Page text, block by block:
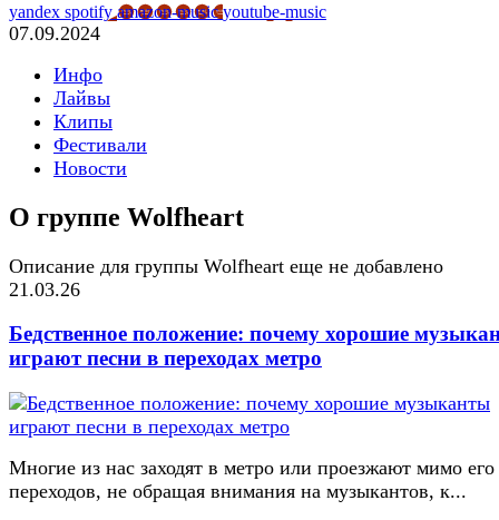
yandex spotifyamazon-musicyoutube-music
07.09.2024
Инфо
Лайвы
Клипы
Фестивали
Новости
О группе Wolfheart
Описание для группы Wolfheart еще не добавлено
21.03.26
Бедственное положение: почему хорошие
играют песни в переходах метро
Многие из нас заходят в метро или проезжают мимо его
переходов, не обращая внимания на музыкантов, к...